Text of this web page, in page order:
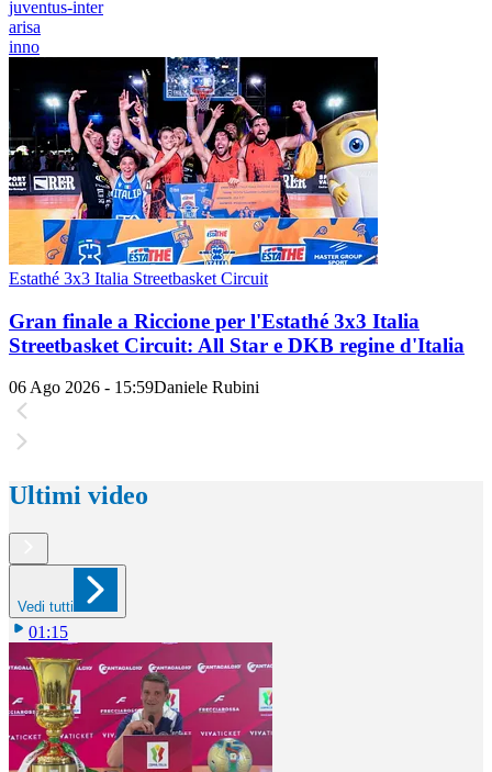
juventus-inter
arisa
inno
Estathé 3x3 Italia Streetbasket Circuit
Gran finale a Riccione per l'Estathé 3x3 Italia
Streetbasket Circuit: All Star e DKB regine d'Italia
06 Ago 2026 - 15:59Daniele Rubini
Ultimi video
Vedi tutti
01:15